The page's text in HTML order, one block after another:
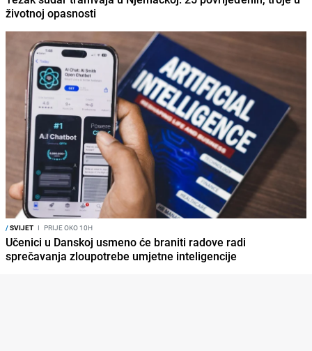
životnoj opasnosti
/SVIJET I PRIJE OKO 10H
Učenici u Danskoj usmeno će braniti radove radi
sprečavanja zloupotrebe umjetne inteligencije